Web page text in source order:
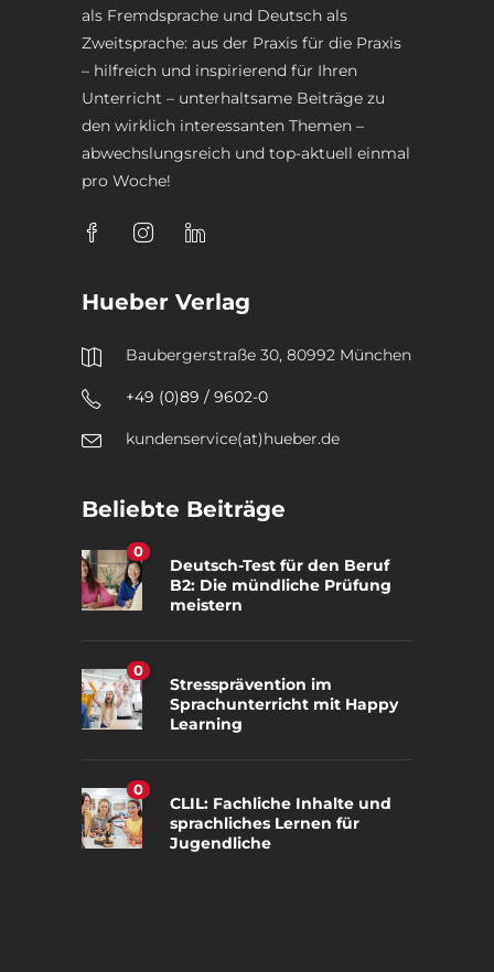
als Fremdsprache und Deutsch als
Zweitsprache: aus der Praxis für die Praxis
– hilfreich und inspirierend für Ihren
Unterricht – unterhaltsame Beiträge zu
den wirklich interessanten Themen –
abwechslungsreich und top-aktuell einmal
pro Woche!
Hueber Verlag
Baubergerstraße 30, 80992 München
+49 (0)89 / 9602-0
kundenservice(at)hueber.de
Beliebte Beiträge
0
Deutsch-Test für den Beruf
B2: Die mündliche Prüfung
meistern
0
Stressprävention im
Sprachunterricht mit Happy
Learning
0
CLIL: Fachliche Inhalte und
sprachliches Lernen für
Jugendliche